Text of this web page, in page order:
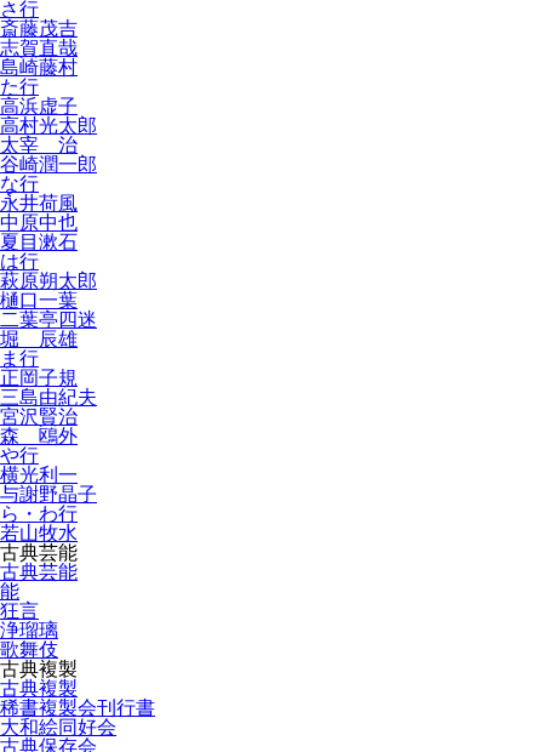
さ行
斎藤茂吉
志賀直哉
島崎藤村
た行
高浜虚子
高村光太郎
太宰 治
谷崎潤一郎
な行
永井荷風
中原中也
夏目漱石
は行
萩原朔太郎
樋口一葉
二葉亭四迷
堀 辰雄
ま行
正岡子規
三島由紀夫
宮沢賢治
森 鴎外
や行
横光利一
与謝野晶子
ら・わ行
若山牧水
古典芸能
古典芸能
能
狂言
浄瑠璃
歌舞伎
古典複製
古典複製
稀書複製会刊行書
大和絵同好会
古典保存会